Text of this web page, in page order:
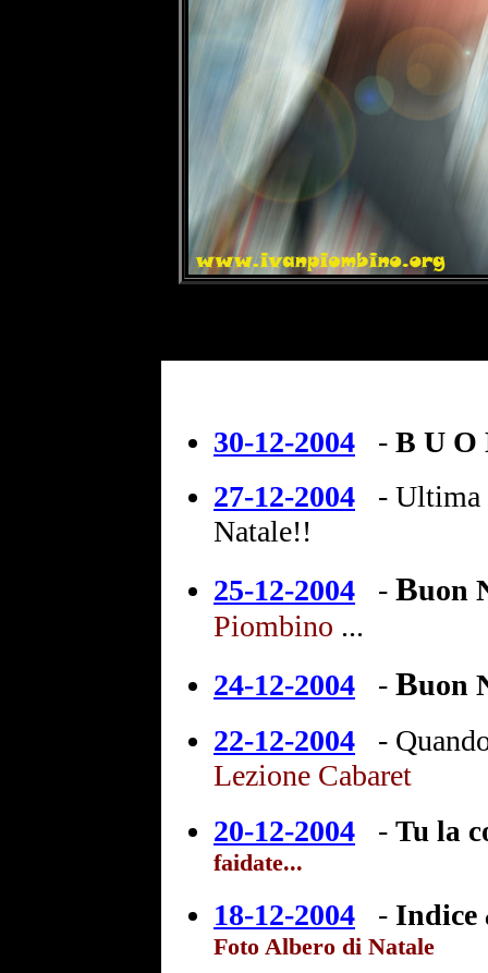
30-12-2004 - B U O
27-12-2004
- Ultima
Natale!!
25-12-2004
- Buon
Piombino ...
24-12-2004
- Buon
22-12-2004
-
Lezione Cabaret
20-12-2004
- Tu la
faidate...
18-12-2004 - Indice
Foto Albero di Natale